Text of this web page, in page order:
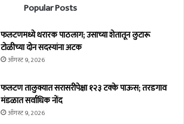
Popular Posts
फलटणमध्ये थरारक पाठलाग; उसाच्या शेतातून लुटारू
टोळीच्या दोन सदस्यांना अटक
ऑगस्ट 9, 2026
फलटण तालुक्यात सरासरीपेक्षा १२३ टक्के पाऊस; तरडगाव
मंडळात सर्वाधिक नोंद
ऑगस्ट 9, 2026